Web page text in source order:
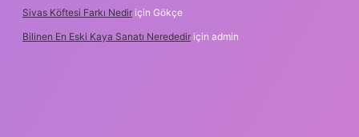
Sivas Köftesi Farkı Nedir için Gökçe
Bilinen En Eski Kaya Sanatı Nerededir için admin